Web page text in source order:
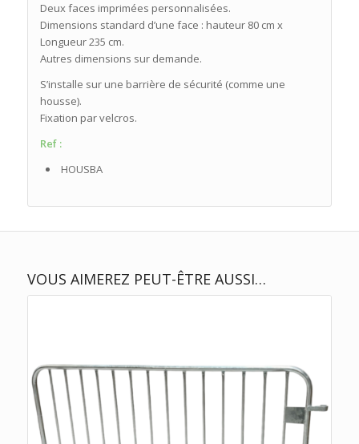
Deux faces imprimées personnalisées.
Dimensions standard d’une face : hauteur 80 cm x
Longueur 235 cm.
Autres dimensions sur demande.
S’installe sur une barrière de sécurité (comme une
housse).
Fixation par velcros.
Ref :
HOUSBA
VOUS AIMEREZ PEUT-ÊTRE AUSSI…